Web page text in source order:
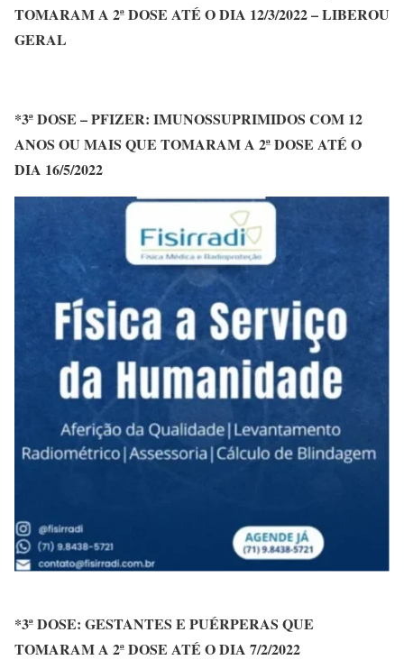
TOMARAM A 2ª DOSE ATÉ O DIA 12/3/2022 – LIBEROU
GERAL
*3ª DOSE – PFIZER: IMUNOSSUPRIMIDOS COM 12
ANOS OU MAIS QUE TOMARAM A 2ª DOSE ATÉ O
DIA 16/5/2022
*3ª DOSE: GESTANTES E PUÉRPERAS QUE
TOMARAM A 2ª DOSE ATÉ O DIA 7/2/2022